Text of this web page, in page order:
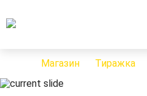
Магазин Тиражка